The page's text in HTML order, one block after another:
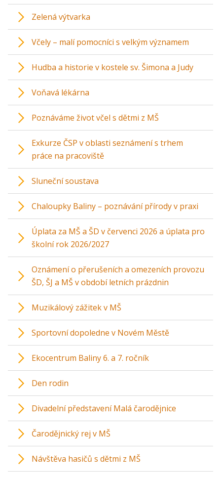
Zelená výtvarka
Včely – malí pomocníci s velkým významem
Hudba a historie v kostele sv. Šimona a Judy
Voňavá lékárna
Poznáváme život včel s dětmi z MŠ
Exkurze ČSP v oblasti seznámení s trhem
práce na pracoviště
Sluneční soustava
Chaloupky Baliny – poznávání přírody v praxi
Úplata za MŠ a ŠD v červenci 2026 a úplata pro
školní rok 2026/2027
Oznámení o přerušeních a omezeních provozu
ŠD, ŠJ a MŠ v období letních prázdnin
Muzikálový zážitek v MŠ
Sportovní dopoledne v Novém Městě
Ekocentrum Baliny 6. a 7. ročník
Den rodin
Divadelní představení Malá čarodějnice
Čarodějnický rej v MŠ
Návštěva hasičů s dětmi z MŠ